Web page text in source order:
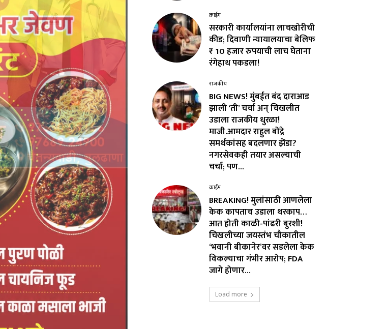
क्राईम
सरकारी कार्यालयांना लाचखोरीची
कीड; दिवाणी न्यायालयाचा बेलिफ
₹ 10 हजार रुपयाची लाच घेताना
रंगेहाथ पकडला!
राजकीय
BIG NEWS! मुंबईत बंद दाराआड
झाली ‘ती’ चर्चा अन् चिखलीत
उडाला राजकीय धुरळा!
माजी.आमदार राहुल बोंद्रे
समर्थकांसह बदलणार झेंडा?
नगरसेवकही तयार असल्याची
चर्चा; पण...
क्राईम
BREAKING! मुलांसाठी आणलेला
केक कापताच उडाला थरकाप…
आत होती काळी-पांढरी बुरशी!
चिखलीच्या जयस्तंभ चौकातील
‘भवानी बीकानेर’वर सडलेला केक
विकल्याचा गंभीर आरोप; FDA
जागे होणार...
Load more